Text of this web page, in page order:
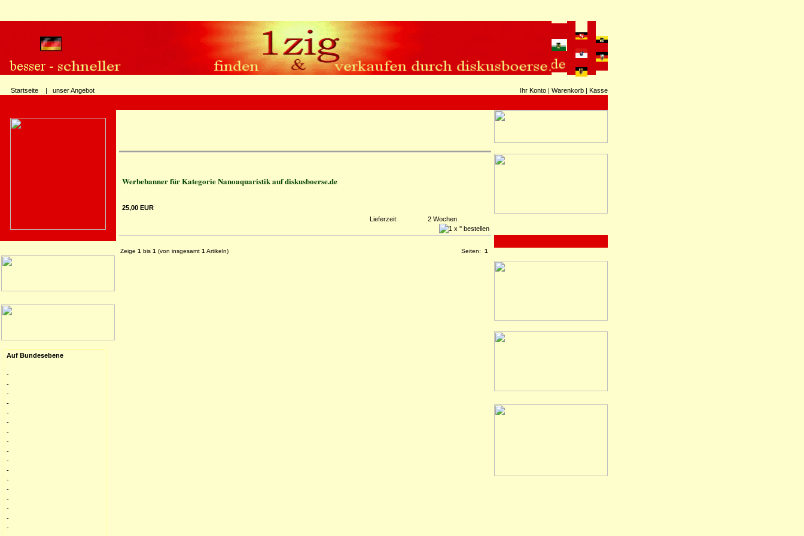
Startseite | unser Angebot Ihr Konto | Warenkorb | Kasse
Auf Bundesebene
-
-
-
-
-
-
-
-
-
-
-
-
-
-
-
-
-
Werbebanner für Kategorie Nanoaquaristik auf diskusboerse.de
25,00 EUR
Lieferzeit:
2 Wochen
Zeige 1 bis 1 (von insgesamt 1 Artikeln) Seiten: 1